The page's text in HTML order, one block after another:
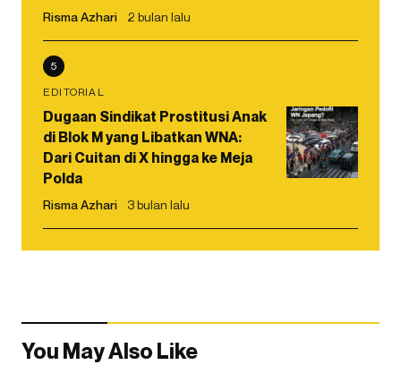
Risma Azhari 2 bulan lalu
5
EDITORIAL
Dugaan Sindikat Prostitusi Anak
di Blok M yang Libatkan WNA:
Dari Cuitan di X hingga ke Meja
Polda
Risma Azhari 3 bulan lalu
You May Also Like